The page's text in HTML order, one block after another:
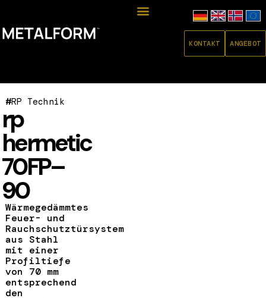
KONTAKT ANGEBOT
#RP Technik
rp
hermetic
70FP–
90
Wärmegedämmtes
Feuer- und
Rauchschutztürsystem
aus Stahl
mit einer
Profiltiefe
von 70 mm
entsprechend
den